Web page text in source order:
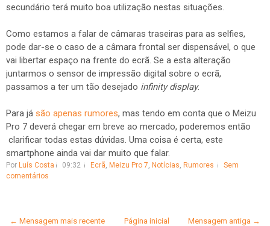
secundário terá muito boa utilização nestas situações.
Como estamos a falar de câmaras traseiras para as selfies,
pode dar-se o caso de a câmara frontal ser dispensável, o que
vai libertar espaço na frente do ecrã. Se a esta alteração
juntarmos o sensor de impressão digital sobre o ecrã,
passamos a ter um tão desejado infinity display.
Para já são apenas rumores, mas tendo em conta que o Meizu
Pro 7 deverá chegar em breve ao mercado, poderemos então
clarificar todas estas dúvidas. Uma coisa é certa, este
smartphone ainda vai dar muito que falar.
Por Luís Costa 09:32 Ecrã, Meizu Pro 7, Notícias, Rumores
Sem
comentários
← Mensagem mais recente Mensagem antiga →
Página inicial